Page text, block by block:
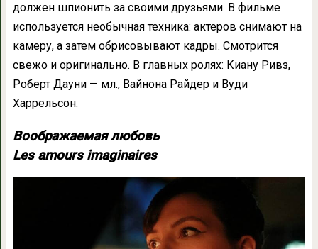
должен шпионить за своими друзьями. В фильме
используется необычная техника: актеров снимают на
камеру, а затем обрисовывают кадры. Смотрится
свежо и оригинально. В главных ролях: Киану Ривз,
Роберт Дауни — мл., Вайнона Райдер и Вуди
Харрельсон.
Воображаемая любовь
Les amours imaginaires